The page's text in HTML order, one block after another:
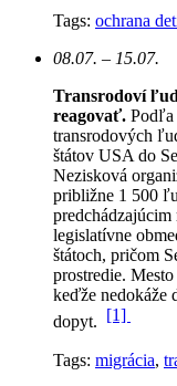
Tags: ochrana
08.07. – 15.07.
Transrodoví
reagovať. Podľa
transrodových
štátov USA do
Nezisková
približne 1 500
predchádzajúcim
legislatívne
štátoch, pričom
prostredie.
keďže nedokáže
dopyt. [1]
Tags: migrácia,